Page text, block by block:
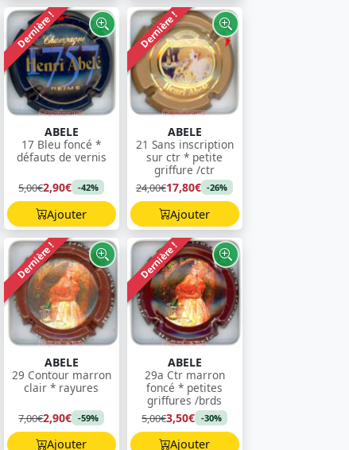
Dernière !
ABELE
17 Bleu foncé *
défauts de vernis
5,00€2,90€ -42%
Ajouter
Dernière !
ABELE
21 Sans inscription
sur ctr * petite
griffure /ctr
24,00€17,80€ -26%
Ajouter
Dernière !
ABELE
29 Contour marron
clair * rayures
7,00€2,90€ -59%
Ajouter
Dernière !
ABELE
29a Ctr marron
foncé * petites
griffures /brds
5,00€3,50€ -30%
Ajouter